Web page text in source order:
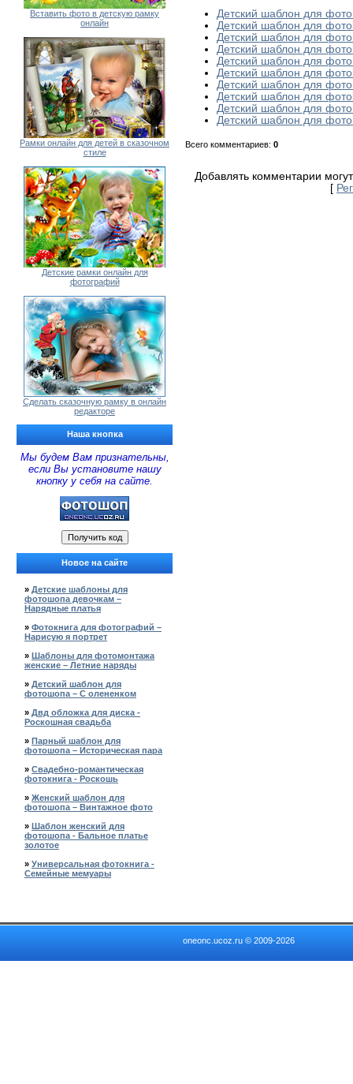
Вставить фото в детскую рамку
онлайн
Рамки онлайн для детей в сказочном
стиле
Детские рамки онлайн для
фотографий
Сделать сказочную рамку в онлайн
редакторе
Наша кнопка
Мы будем Вам признательны,
если Вы установите нашу
кнопку у себя на сайте.
Новое на сайте
» Детские шаблоны для
фотошопа девочкам –
Нарядные платья
» Фотокнига для фотографий –
Нарисую я портрет
» Шаблоны для фотомонтажа
женские – Летние наряды
» Детский шаблон для
фотошопа – С олененком
» Двд обложка для диска -
Роскошная свадьба
» Парный шаблон для
фотошопа – Историческая пара
» Свадебно-романтическая
фотокнига - Роскошь
» Женский шаблон для
фотошопа – Винтажное фото
» Шаблон женский для
фотошопа - Бальное платье
золотое
» Универсальная фотокнига -
Семейные мемуары
Детский шаблон для
Детский шаблон для
Детский шаблон для
Детский шаблон для
Детский шаблон для
Детский шаблон для
Детский шаблон для
Детский шаблон для
Детский шаблон для
Детский шаблон для
Всего комментариев: 0
Добавлять комментарии
[
oneonc.ucoz.ru © 2009-2026